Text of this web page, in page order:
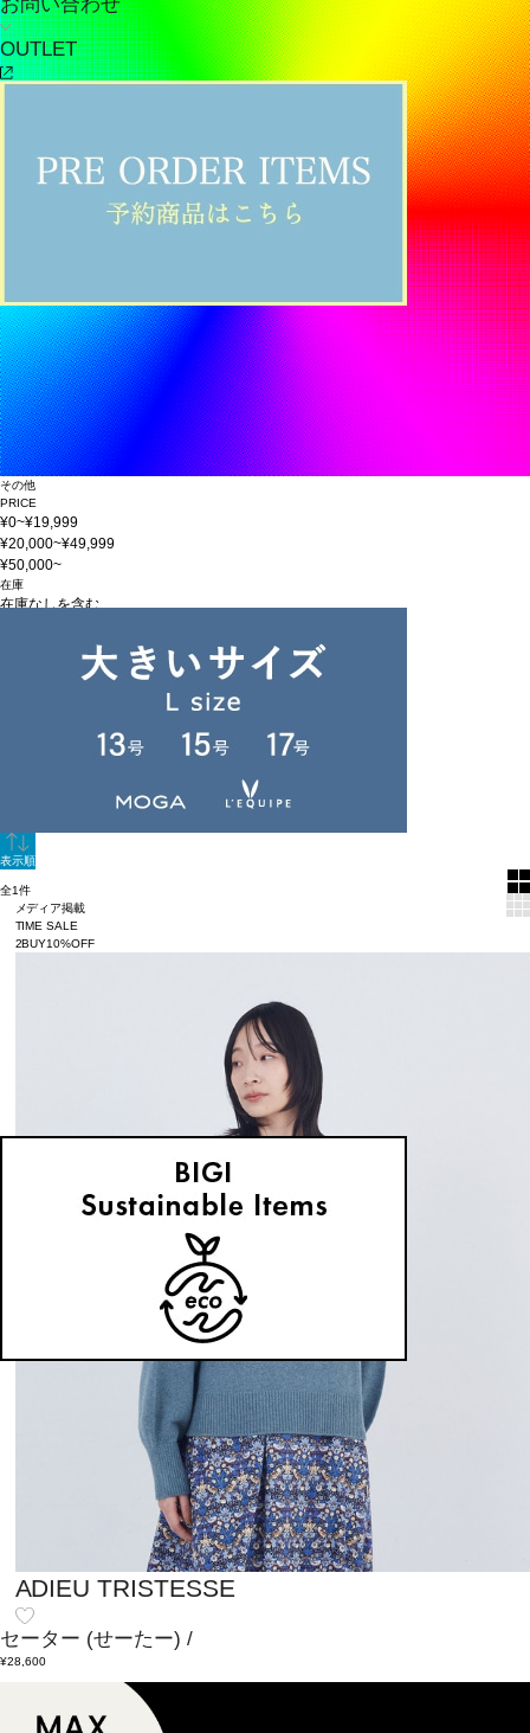
OUTLET
その他
PRICE
¥0~¥19,999
¥20,000~¥49,999
¥50,000~
在庫
在庫なしを含む
表示順
全1件
メディア掲載
TIME SALE
2BUY10%OFF
ADIEU TRISTESSE
セーター (せーたー) /
¥28,600